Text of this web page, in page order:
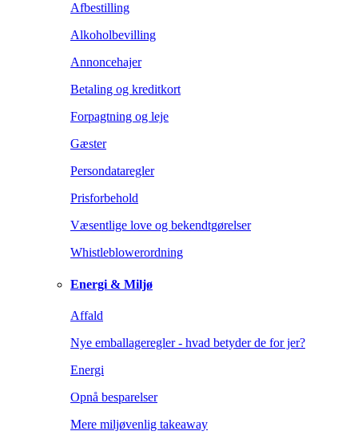
Afbestilling
Alkoholbevilling
Annoncehajer
Betaling og kreditkort
Forpagtning og leje
Gæster
Persondataregler
Prisforbehold
Væsentlige love og bekendtgørelser
Whistleblowerordning
Energi & Miljø
Affald
Nye emballageregler - hvad betyder de for jer?
Energi
Opnå besparelser
Mere miljøvenlig takeaway